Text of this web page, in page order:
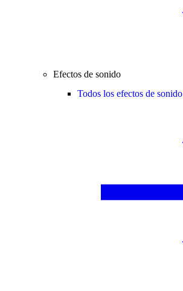
Efectos de sonido
Todos los efectos de sonido